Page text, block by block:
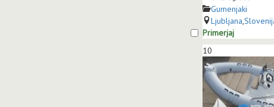
Gumenjaki
Ljubljana,
Primerjaj
10